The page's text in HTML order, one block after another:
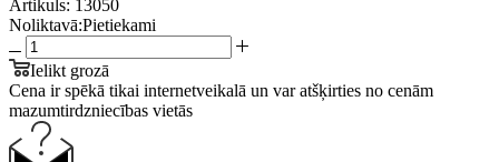
Artikuls: 13050
Noliktavā:Pietiekami
Ielikt grozā
Cena ir spēkā tikai internetveikalā un var atšķirties no cenām
mazumtirdzniecības vietās